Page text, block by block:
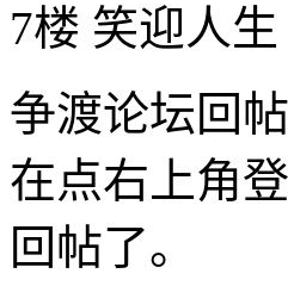
7楼 笑迎人生
争渡论坛回
在点右上角
回帖了。